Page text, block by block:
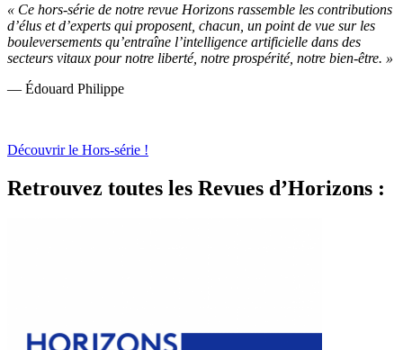
« Ce hors-série de notre revue Horizons rassemble les contributions
d’élus et d’experts qui proposent, chacun, un point de vue sur les
bouleversements qu’entraîne l’intelligence artificielle dans des
secteurs vitaux pour notre liberté, notre prospérité, notre bien-être. »
— Édouard Philippe
Découvrir le Hors-série !
Retrouvez toutes les Revues d’Horizons :